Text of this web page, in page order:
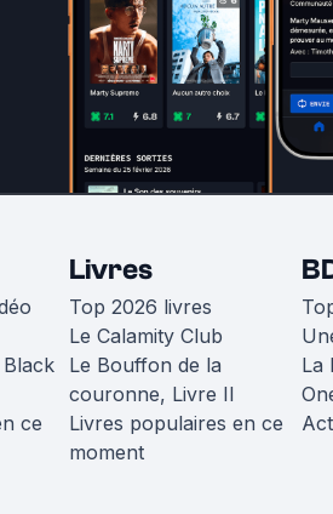
Black
ce
Livres
Top 2026 livres
Le Calamity Club
Le Bouffon de la
couronne, Livre II
Livres populaires en ce
moment
La